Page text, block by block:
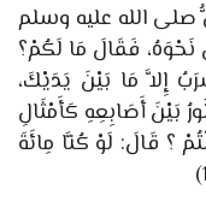
الله عليه وسلم
فَقَالَ مَا لَكُمْ؟
إِلاَّ مَا بَيْنَ يَدَيْكَ،
بَيْنَ أَصَابِعِهِ كَأَمْثَالِ
؟ قَالَ: لَوْ كُنَّا مِائَةَ